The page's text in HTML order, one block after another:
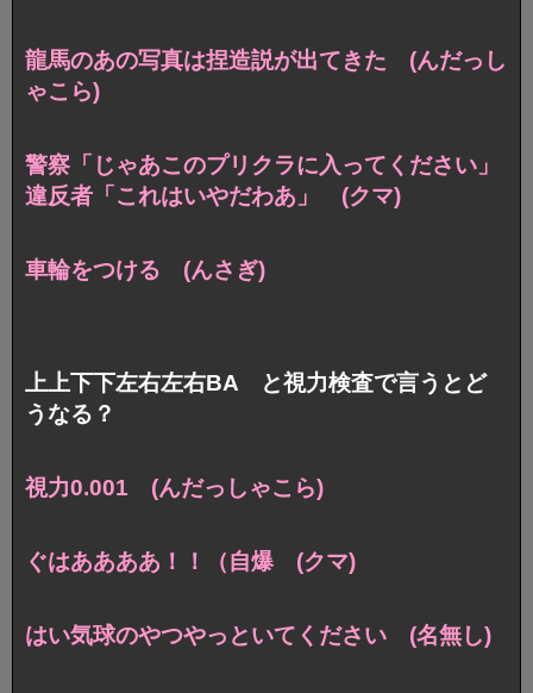
龍馬のあの写真は捏造説が出てきた (んだっし
ゃこら)
警察「じゃあこのプリクラに入ってください」
違反者「これはいやだわあ」 (クマ)
車輪をつける (んさぎ)
上上下下左右左右BA と視力検査で言うとど
うなる？
視力0.001 (んだっしゃこら)
ぐはああああ！！（自爆 (クマ)
はい気球のやつやっといてください (名無し)